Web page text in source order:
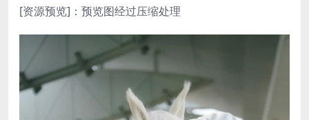
[资源预览]：预览图经过压缩处理